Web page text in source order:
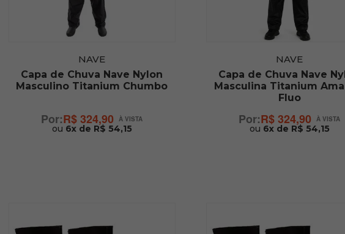
NAVE
Capa de Chuva Nave Nylon
Masculino Titanium Chumbo
R$ 324,90
ou 6x de R$ 54,15
NAVE
Capa de Chuva Nave
Masculina Titanium
Fluo
R$ 324,90
ou 6x de R$ 54,15